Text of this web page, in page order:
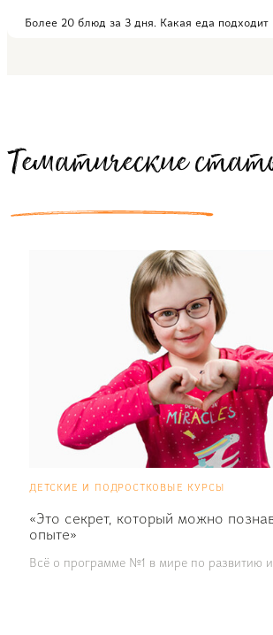
Более 20 блюд за 3 дня. Какая еда подходит
Тематические
детские и подростковые курсы
«Это секрет, который можно
опыте»
Всё о программе №1 в мире по развитию